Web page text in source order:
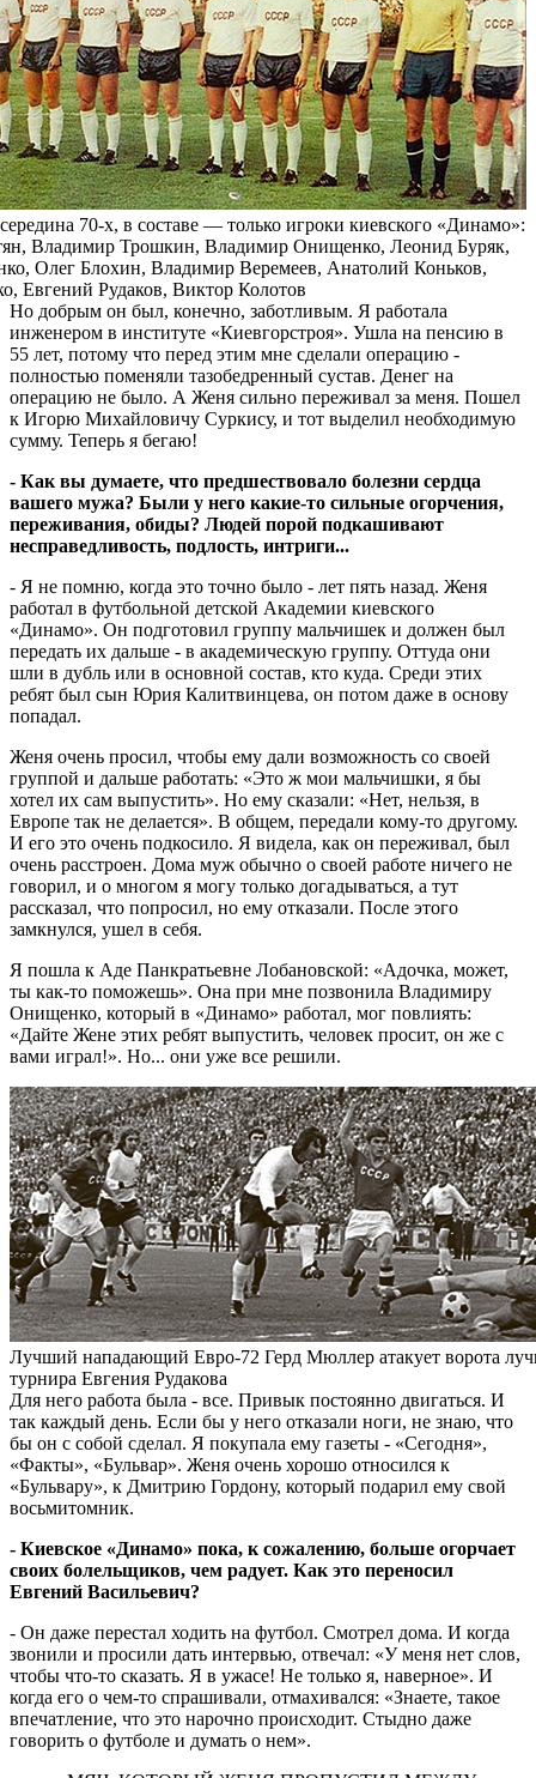
70-х, в составе — только игроки киевского «Динамо»:
Владимир Трошкин, Владимир Онищенко, Леонид Буряк,
Олег Блохин, Владимир Веремеев, Анатолий Коньков,
Евгений Рудаков, Виктор Колотов
Но добрым он был, конечно, заботливым. Я работала
инженером в институте «Киевгорстроя». Ушла на пенсию в
55 лет, потому что перед этим мне сделали операцию -
полностью поменяли тазобедренный сустав. Денег на
операцию не было. А Женя сильно переживал за меня. Пошел
к Игорю Михайловичу Суркису, и тот выделил необходимую
сумму. Теперь я бегаю!
- Как вы думаете, что предшествовало болезни сердца
вашего мужа? Были у него какие-то сильные огорчения,
переживания, обиды? Людей порой подкашивают
несправедливость, подлость, интриги...
- Я не помню, когда это точно было - лет пять назад. Женя
работал в футбольной детской Академии киевского
«Динамо». Он подготовил группу мальчишек и должен был
передать их дальше - в академическую группу. Оттуда они
шли в дубль или в основной состав, кто куда. Среди этих
ребят был сын Юрия Калитвинцева, он потом даже в основу
попадал.
Женя очень просил, чтобы ему дали возможность со своей
группой и дальше работать: «Это ж мои мальчишки, я бы
хотел их сам выпустить». Но ему сказали: «Нет, нельзя, в
Европе так не делается». В общем, передали кому-то другому.
И его это очень подкосило. Я видела, как он переживал, был
очень расстроен. Дома муж обычно о своей работе ничего не
говорил, и о многом я могу только догадываться, а тут
рассказал, что попросил, но ему отказали. После этого
замкнулся, ушел в себя.
Я пошла к Аде Панкратьевне Лобановской: «Адочка, может,
ты как-то поможешь». Она при мне позвонила Владимиру
Онищенко, который в «Динамо» работал, мог повлиять:
«Дайте Жене этих ребят выпустить, человек просит, он же с
вами играл!». Но... они уже все решили.
Лучший нападающий Евро-72 Герд Мюллер атакует ворота
турнира Евгения Рудакова
Для него работа была - все. Привык постоянно двигаться. И
так каждый день. Если бы у него отказали ноги, не знаю, что
бы он с собой сделал. Я покупала ему газеты - «Сегодня»,
«Факты», «Бульвар». Женя очень хорошо относился к
«Бульвару», к Дмитрию Гордону, который подарил ему свой
восьмитомник.
- Киевское «Динамо» пока, к сожалению, больше огорчает
своих болельщиков, чем радует. Как это переносил
Евгений Васильевич?
- Он даже перестал ходить на футбол. Смотрел дома. И когда
звонили и просили дать интервью, отвечал: «У меня нет слов,
чтобы что-то сказать. Я в ужасе! Не только я, наверное». И
когда его о чем-то спрашивали, отмахивался: «Знаете, такое
впечатление, что это нарочно происходит. Стыдно даже
говорить о футболе и думать о нем».